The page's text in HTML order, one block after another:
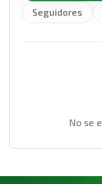
Seguidores
No se